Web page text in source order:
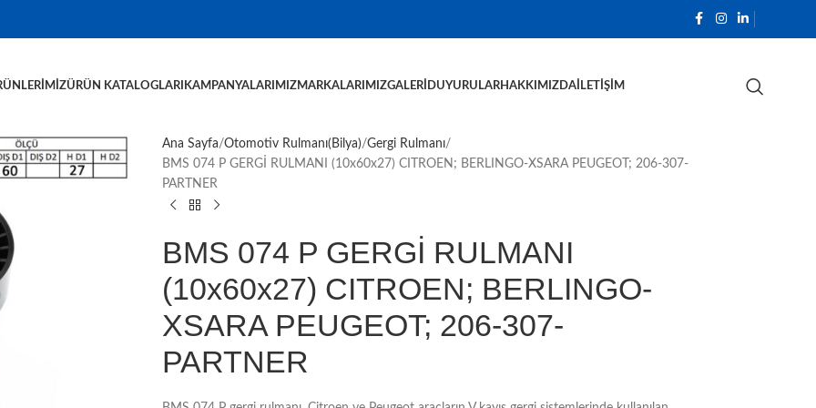
ÜRÜN KATALOGLARI KAMPANYALARIMIZMARKALARIMIZGALERI DUYURULARHAKKIMIZDA İLETIŞIM
Ana Sayfa Otomotiv Rulmanı(Bilya) Gergi Rulmanı
BMS 074 P GERGİ RULMANI (10x60x27) CITROEN; BERLINGO-XSARA PEUGEOT; 206-307-
PARTNER
BMS 074 P GERGİ RULMANI
(10x60x27) CITROEN; BERLINGO-
XSARA PEUGEOT; 206-307-
PARTNER